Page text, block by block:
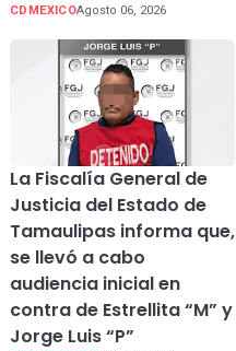
CDMEXICOAgosto 06, 2026
La Fiscalía General de
Justicia del Estado de
Tamaulipas informa que,
se llevó a cabo
audiencia inicial en
contra de Estrellita “M” y
Jorge Luis “P”